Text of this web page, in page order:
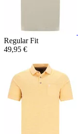
Regular Fit
49,95 €